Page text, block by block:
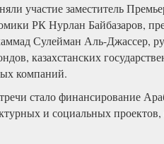
участие заместитель
РК Нурлан Байбазаров,
Сулейман Аль-Джассер,
казахстанских
компаний.
стало финансирование
и социальных